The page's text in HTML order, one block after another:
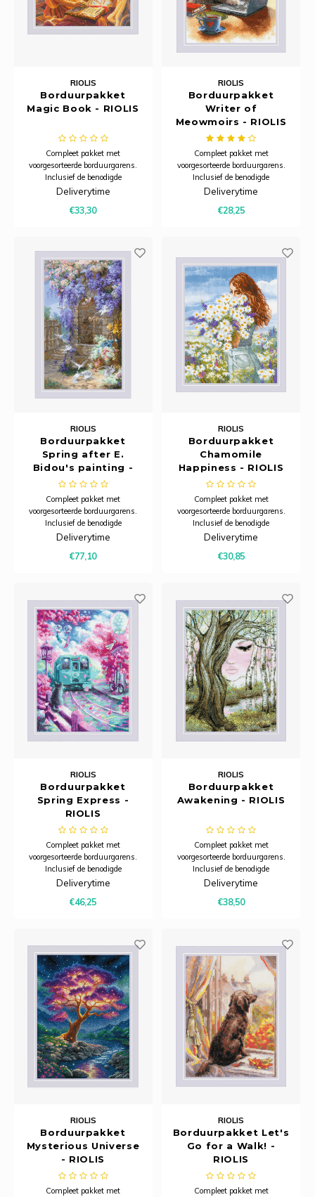
RIOLIS
Borduurpakket
Magic Book - RIOLIS
Compleet pakket met
voorgesorteerde borduurgarens.
Inclusief de benodigde
borduurstof, garens, patroon,
Deliverytime
€33,30
RIOLIS
Borduurpakket
Writer of
Meowmoirs - RIOLIS
Compleet pakket met
voorgesorteerde borduurgarens.
Inclusief de benodigde
borduurstof, garens, patroon,
Deliverytime
€28,25
RIOLIS
Borduurpakket
Spring after E.
Bidou's painting -
RIOLIS
Compleet pakket met
voorgesorteerde borduurgarens.
Inclusief de benodigde
borduurstof, garens, patroon,
Deliverytime
€77,10
RIOLIS
Borduurpakket
Chamomile
Happiness - RIOLIS
Compleet pakket met
voorgesorteerde borduurgarens.
Inclusief de benodigde
borduurstof, garens, patroon,
Deliverytime
€30,85
RIOLIS
Borduurpakket
Spring Express -
RIOLIS
Compleet pakket met
voorgesorteerde borduurgarens.
Inclusief de benodigde
borduurstof, garens, patroon,
Deliverytime
€46,25
RIOLIS
Borduurpakket
Awakening - RIOLIS
Compleet pakket met
voorgesorteerde borduurgarens.
Inclusief de benodigde
borduurstof, garens, patroon,
Deliverytime
€38,50
RIOLIS
Borduurpakket
Mysterious Universe
- RIOLIS
Compleet pakket met
RIOLIS
Borduurpakket Let's
Go for a Walk! -
RIOLIS
Compleet pakket met